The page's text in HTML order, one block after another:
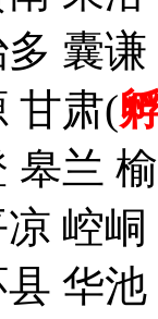
囊
甘肃(
皋兰
崆
华